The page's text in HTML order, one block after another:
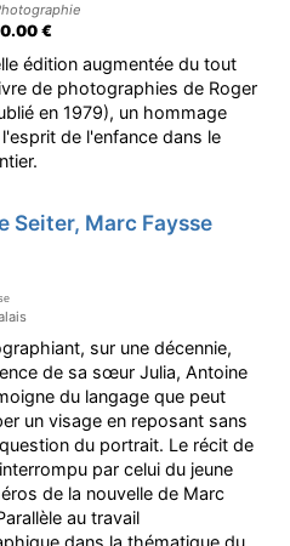
€
édition augmentée du tout
de photographies de Roger
en 1979), un hommage
de l'enfance dans le
Seiter, Marc Faysse
sur une décennie,
de sa sœur Julia, Antoine
du langage que peut
un visage en reposant sans
du portrait. Le récit de
par celui du jeune
de la nouvelle de Marc
au travail